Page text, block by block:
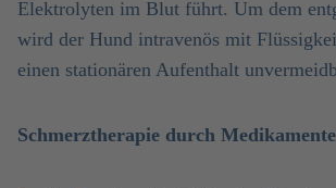
Elektrolyten im Blut führt. Um dem
wird der Hund intravenös mit
einen stationären Aufenthalt
Schmerztherapie durch Medikamente